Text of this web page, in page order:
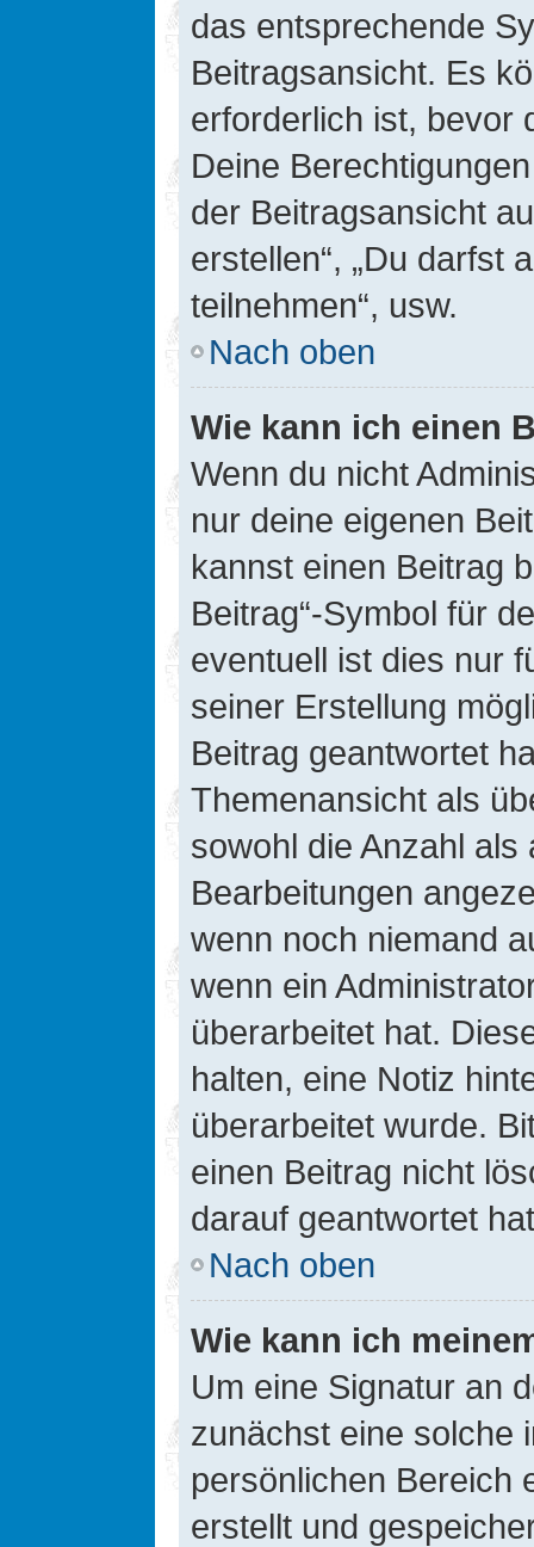
das entsprechende
Beitragsansicht. Es
erforderlich ist, bevor
Deine
der Beitragsansicht
erstellen“, „Du darfst
teilnehmen“, usw.
Nach oben
Wie kann ich einen
Wenn du nicht
nur deine eigenen
kannst einen Beitrag
Beitrag“-Symbol für
eventuell ist dies nur
seiner Erstellung
Beitrag geantwortet
Themenansicht als
sowohl die Anzahl
Bearbeitungen
wenn noch niemand
wenn ein
überarbeitet hat.
halten, eine Notiz
überarbeitet wurde.
einen Beitrag nicht
darauf geantwortet
Nach oben
Wie kann ich
Um eine Signatur an
zunächst eine solche
persönlichen Bereich
erstellt und